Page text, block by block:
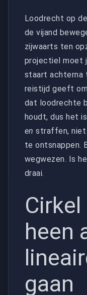
Loodrecht op
de vijand
zijwaarts ten
projectiel moet
staart achterna
reistijd geeft
dat loodrechte
houdt, dus het
en straffen, niet
te ontsnappen.
wegwezen. Is
draai.
heen
gaan